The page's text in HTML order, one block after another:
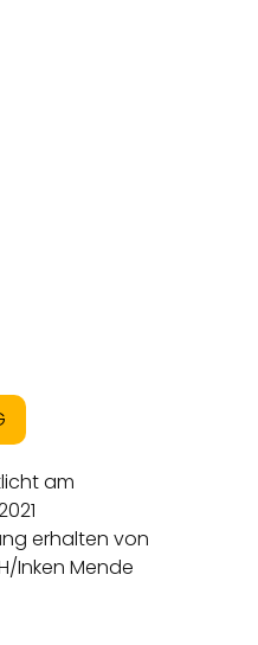
am
erhalten von
Inken Mende